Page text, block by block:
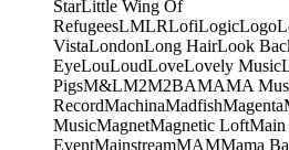
StarLittle Wing Of
RefugeesLMLRLofiLogicLogo
VistaLondonLong HairLook
EyeLouLoudLoveLovely Music
PigsM&LM2M2BAMAMA
RecordMachinaMadfishMagenta
MusicMagnetMagnetic LoftMain
EventMainstreamMAMMama